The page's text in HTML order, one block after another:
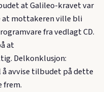
at Galileo-kravet var
mottakeren ville bli
fra vedlagt CD.
at
Delkonklusjon:
avvise tilbudet på dette
frem.